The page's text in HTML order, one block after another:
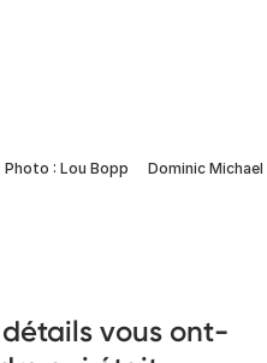
Photo : Lou Bopp Dominic
vous ont-